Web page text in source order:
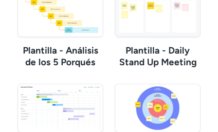
Plantilla - Análisis
de los 5 Porqués
Plantilla - Daily
Stand Up Meeting